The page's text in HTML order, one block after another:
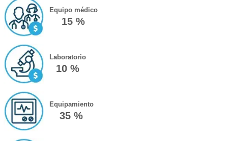
Equipo médico
15 %
Laboratorio
10 %
Equipamiento
35 %